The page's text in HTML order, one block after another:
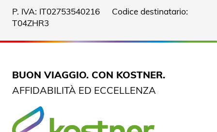
P. IVA: IT02753540216 Codice destinatario:
T04ZHR3
BUON VIAGGIO. CON KOSTNER.
AFFIDABILITÀ ED ECCELLENZA